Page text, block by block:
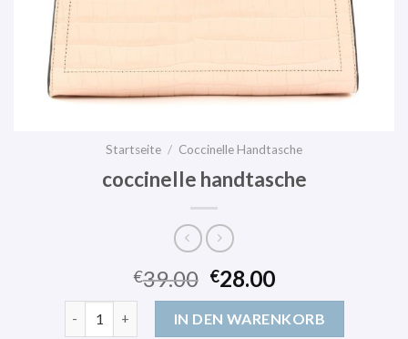
Startseite / Coccinelle Handtasche
coccinelle handtasche
€39.00 €28.00
IN DEN WARENKORB